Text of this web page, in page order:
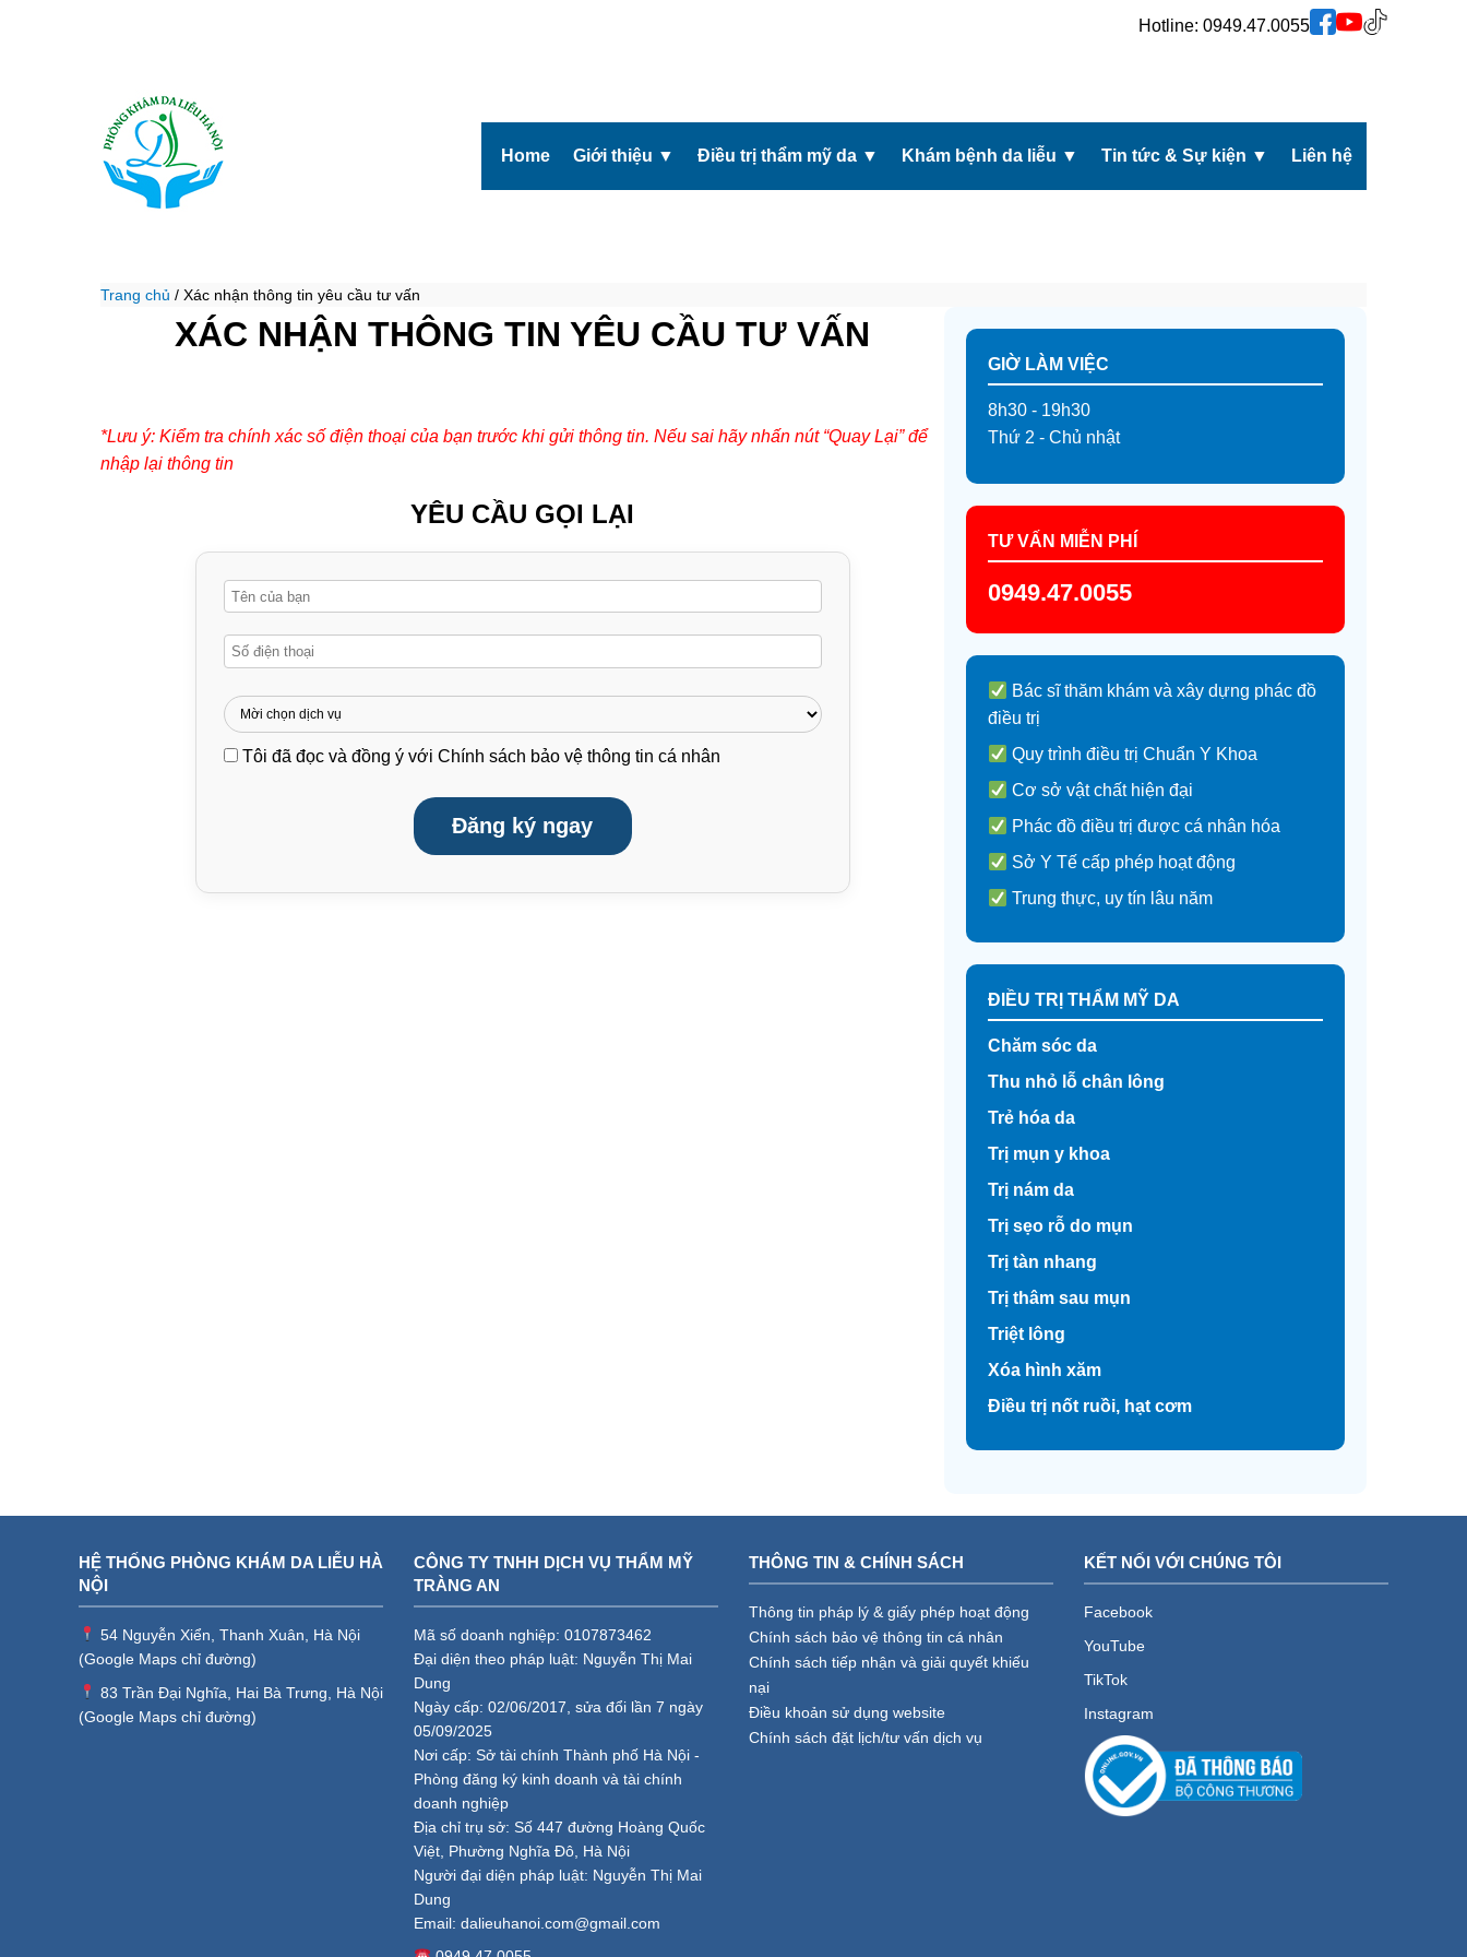
Hotline: 0949.47.0055
Home Giới thiệu ▼ Điều trị thẩm mỹ da ▼ Khám bệnh da liễu ▼ Tin tức & Sự kiện ▼ Liên hệ
Trang chủ / Xác nhận thông tin yêu cầu tư vấn
XÁC NHẬN THÔNG TIN YÊU CẦU TƯ VẤN
*Lưu ý: Kiểm tra chính xác số điện thoại của bạn trước khi gửi thông tin. Nếu sai hãy nhấn nút “Quay Lại” để
nhập lại thông tin
YÊU CẦU GỌI LẠI
Tôi đã đọc và đồng ý với Chính sách bảo vệ thông tin cá nhân
Đăng ký ngay
GIỜ LÀM VIỆC
8h30 - 19h30
Thứ 2 - Chủ nhật
TƯ VẤN MIỄN PHÍ
0949.47.0055
Bác sĩ thăm khám và xây dựng phác đồ
điều trị
Quy trình điều trị Chuẩn Y Khoa
Cơ sở vật chất hiện đại
Phác đồ điều trị được cá nhân hóa
Sở Y Tế cấp phép hoạt động
Trung thực, uy tín lâu năm
ĐIỀU TRỊ THẨM MỸ DA
Chăm sóc da
Thu nhỏ lỗ chân lông
Trẻ hóa da
Trị mụn y khoa
Trị nám da
Trị sẹo rỗ do mụn
Trị tàn nhang
Trị thâm sau mụn
Triệt lông
Xóa hình xăm
Điều trị nốt ruồi, hạt cơm
HỆ THỐNG PHÒNG KHÁM DA LIỄU HÀ
NỘI
54 Nguyễn Xiển, Thanh Xuân, Hà Nội
(Google Maps chỉ đường)
83 Trần Đại Nghĩa, Hai Bà Trưng, Hà Nội
(Google Maps chỉ đường)
CÔNG TY TNHH DỊCH VỤ THẨM MỸ
TRÀNG AN
Mã số doanh nghiệp: 0107873462
Đại diện theo pháp luật: Nguyễn Thị Mai
Dung
Ngày cấp: 02/06/2017, sửa đổi lần 7 ngày
05/09/2025
Nơi cấp: Sở tài chính Thành phố Hà Nội -
Phòng đăng ký kinh doanh và tài chính
doanh nghiệp
Địa chỉ trụ sở: Số 447 đường Hoàng Quốc
Việt, Phường Nghĩa Đô, Hà Nội
Người đại diện pháp luật: Nguyễn Thị Mai
Dung
Email: dalieuhanoi.com@gmail.com
THÔNG TIN & CHÍNH SÁCH
Thông tin pháp lý & giấy phép hoạt động
Chính sách bảo vệ thông tin cá nhân
Chính sách tiếp nhận và giải quyết khiếu
nại
Điều khoản sử dụng website
Chính sách đặt lịch/tư vấn dịch vụ
KẾT NỐI VỚI CHÚNG TÔI
Facebook
YouTube
TikTok
Instagram